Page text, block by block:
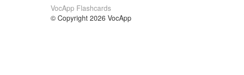
VocApp Flashcards
© Copyright 2026 VocApp